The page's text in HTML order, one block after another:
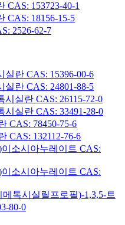
153723-40-1
CAS: 18156-15-5
2526-62-7
란 CAS: 15396-00-6
란 CAS: 24801-88-5
실란 CAS: 26115-72-0
실란 CAS: 33491-28-0
CAS: 78450-75-6
CAS: 132112-76-6
소시아누레이트 CAS:
소시아누레이트 CAS:
톡시실릴프로필)-1,3,5-트
80-0